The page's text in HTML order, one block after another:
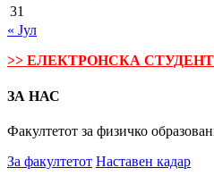
31
« Јул
>> ЕЛЕКТРОНСКА
ЗА НАС
Факултетот за физичко
За факултетот Наставен кадар